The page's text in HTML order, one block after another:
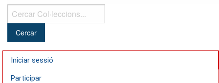
Cercar
Col·leccions...
Iniciar sessió
Participar